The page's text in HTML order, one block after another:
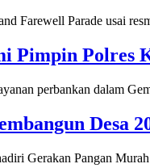
Pimpin
Desa